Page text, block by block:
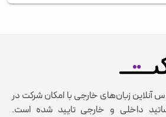
آنلاین زبان‌های خارجی با امکان شرکت در
داخلی و خارجی تایید شده است.